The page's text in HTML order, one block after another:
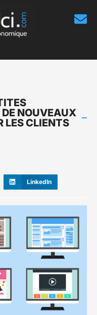
DE NOUVEAUX
LES CLIENTS
LinkedIn